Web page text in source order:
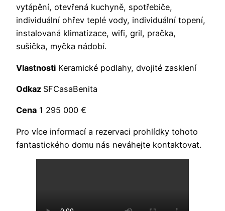
vytápění, otevřená kuchyně, spotřebiče,
individuální ohřev teplé vody, individuální topení,
instalovaná klimatizace, wifi, gril, pračka,
sušička, myčka nádobí.
Vlastnosti Keramické podlahy, dvojité zasklení
Odkaz SFCasaBenita
Cena 1 295 000 €
Pro více informací a rezervaci prohlídky tohoto
fantastického domu nás neváhejte kontaktovat.